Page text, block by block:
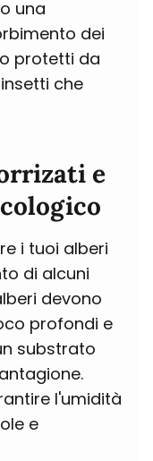
una
dei
protetti da
che
e
i tuoi alberi
di alcuni
devono
profondi e
substrato
l'umidità
e